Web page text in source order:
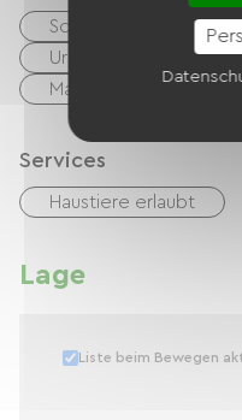
Schecks
Bargeld
Urlaubsgutscheine
Mandat International
Services
Haustiere erlaubt
Lage
Liste beim Bewegen